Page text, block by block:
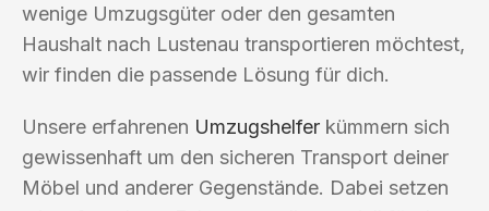
wenige Umzugsgüter oder den gesamten
Haushalt nach Lustenau transportieren möchtest,
wir finden die passende Lösung für dich.
Unsere erfahrenen Umzugshelfer kümmern sich
gewissenhaft um den sicheren Transport deiner
Möbel und anderer Gegenstände. Dabei setzen